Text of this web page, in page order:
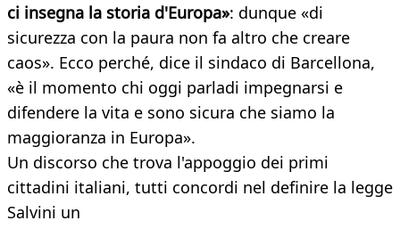
ci insegna la storia d'Europa»: dunque «di
sicurezza con la paura non fa altro che creare
caos». Ecco perché, dice il sindaco di Barcellona,
«è il momento chi oggi parladi impegnarsi e
difendere la vita e sono sicura che siamo la
maggioranza in Europa».
Un discorso che trova l'appoggio dei primi
cittadini italiani, tutti concordi nel definire la legge
Salvini un